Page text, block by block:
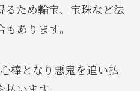
るため輪宝、宝珠など法
あります。
棒となり悪鬼を追い払